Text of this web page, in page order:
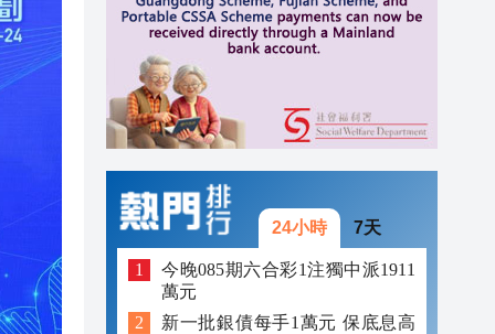
12:29
24小時 7天
今晚085期六合彩1注獨中派1911
萬元
新一批銀債每手1萬元 保底息高